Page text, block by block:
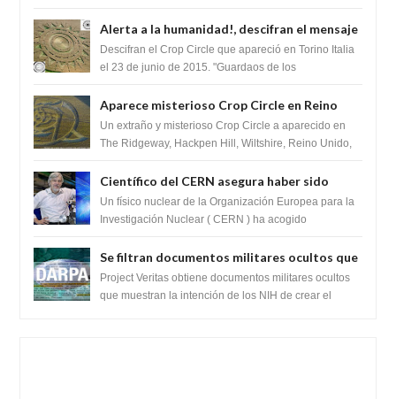
Alerta a la humanidad!, descifran el mensaje
del Crop Circle de Torino ,Italia
Descifran el Crop Circle que apareció en Torino Italia
el 23 de junio de 2015. "Guardaos de los
Aparece misterioso Crop Circle en Reino
Unido 23 de junio 2016
Un extraño y misterioso Crop Circle a aparecido en
The Ridgeway, Hackpen Hill, Wiltshire, Reino Unido,
Científico del CERN asegura haber sido
ayudado por seres de luz durante una
prueba del Colisionador de Hadrones
Un físico nuclear de la Organización Europea para la
Investigación Nuclear ( CERN ) ha acogido
Se filtran documentos militares ocultos que
muestran la intención de los NIH de crear el
SARS-CoV-2, utilizando la investigación de
Project Veritas obtiene documentos militares ocultos
que muestran la intención de los NIH de crear el